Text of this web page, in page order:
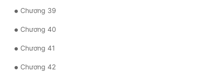
Xây Dựng Thế Lực
Đam Mỹ
Đẹp Hiệp
Chương 39
Chương 40
Chương 41
Chương 42